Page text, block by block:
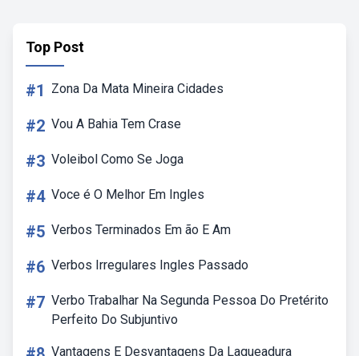
Top Post
#1 Zona Da Mata Mineira Cidades
#2 Vou A Bahia Tem Crase
#3 Voleibol Como Se Joga
#4 Voce é O Melhor Em Ingles
#5 Verbos Terminados Em ão E Am
#6 Verbos Irregulares Ingles Passado
#7 Verbo Trabalhar Na Segunda Pessoa Do Pretérito
Perfeito Do Subjuntivo
Vantagens E Desvantagens Da Laqueadura